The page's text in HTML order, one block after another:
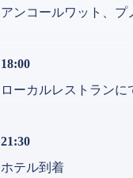
アンコールワット、プ
18:00
ローカルレストランに
21:30
ホテル到着